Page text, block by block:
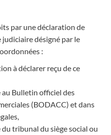
par une déclaration de
désigné par le
:
à déclarer reçu de ce
Bulletin officiel des
(BODACC) et dans
tribunal du siège social ou